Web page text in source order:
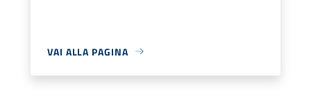
VAI ALLA PAGINA